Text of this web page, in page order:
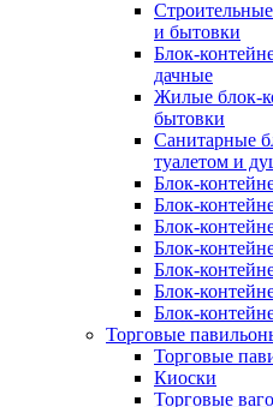
и бытовки
Блок-
дачные
Жилые блок-
бытовки
Санитарные
туалетом и
Блок-
Блок-
Блок-
Блок-
Блок-
Блок-
Блок-
Торговые
Торговые
Киоски
Торговые